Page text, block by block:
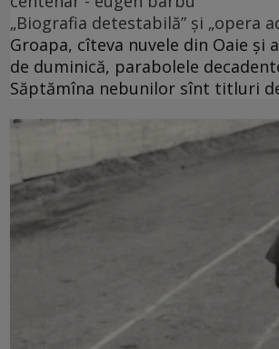
„Biografia detestabilă” și „opera
Groapa, cîteva nuvele din Oaie și
de duminică, parabolele
Săptămîna nebunilor sînt titluri